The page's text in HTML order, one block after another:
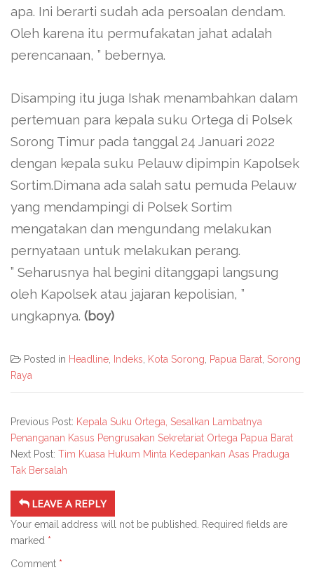
apa. Ini berarti sudah ada persoalan dendam.
Oleh karena itu permufakatan jahat adalah
perencanaan, ” bebernya.
Disamping itu juga Ishak menambahkan dalam
pertemuan para kepala suku Ortega di Polsek
Sorong Timur pada tanggal 24 Januari 2022
dengan kepala suku Pelauw dipimpin Kapolsek
Sortim.Dimana ada salah satu pemuda Pelauw
yang mendampingi di Polsek Sortim
mengatakan dan mengundang melakukan
pernyataan untuk melakukan perang.
” Seharusnya hal begini ditanggapi langsung
oleh Kapolsek atau jajaran kepolisian, ”
ungkapnya. (boy)
Posted in Headline Indeks Kota Sorong Papua Barat Sorong
Raya
Previous Post: Kepala Suku Ortega, Sesalkan Lambatnya
Penanganan Kasus Pengrusakan Sekretariat Ortega Papua Barat
Next Post: Tim Kuasa Hukum Minta Kedepankan Asas Praduga
Tak Bersalah
LEAVE A REPLY
Your email address will not be published.
Required fields are
marked *
Comment *